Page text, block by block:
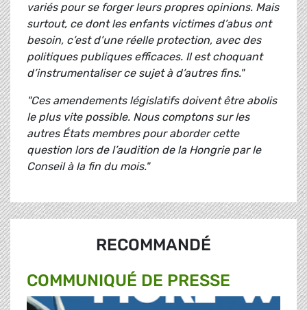
variés pour se forger leurs propres opinions. Mais
surtout, ce dont les enfants victimes d’abus ont
besoin, c’est d’une réelle protection, avec des
politiques publiques efficaces. Il est choquant
d’instrumentaliser ce sujet à d’autres fins."
"Ces amendements législatifs doivent être abolis
le plus vite possible. Nous comptons sur les
autres États membres pour aborder cette
question lors de l’audition de la Hongrie par le
Conseil à la fin du mois."
RECOMMANDÉ
COMMUNIQUÉ DE PRESSE